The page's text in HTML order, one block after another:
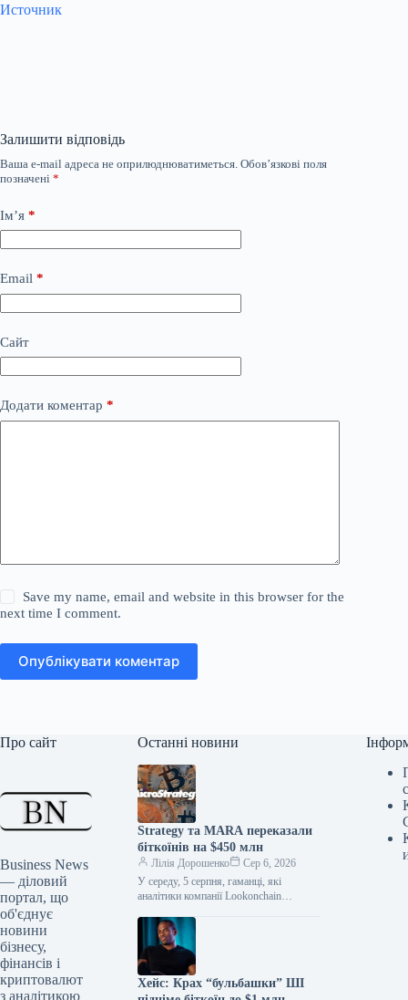
Источник
Залишити відповідь
Ваша e-mail адреса не оприлюднюватиметься. Обов’язкові поля
позначені *
Ім’я *
Email *
Сайт
Додати коментар *
Save my name, email and website in this browser for the
next time I comment.
Опублікувати коментар
Про сайт
Business News
— діловий
портал, що
об'єднує
новини
бізнесу,
фінансів і
криптовалют
з аналітикою
Останні новини
Strategy та MARA переказали
біткоїнів на $450 млн
Лілія Дорошенко
Сер 6, 2026
У середу, 5 серпня, гаманці, які
аналітики компанії Lookonchain
корпоративними власниками біткоїнів,
MicroStrategy та MARA, перевели
значні…
Хейс: Крах “бульбашки” ШІ